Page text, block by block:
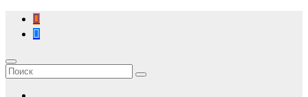
Перейти
содержимому